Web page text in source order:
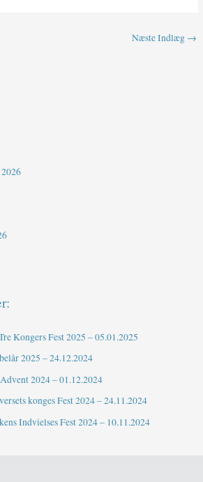
Næste Indlæg →
Kongers Fest 2025 – 05.01.2025
2025 – 24.12.2024
2024 – 01.12.2024
konges Fest 2024 – 24.11.2024
Indvielses Fest 2024 – 10.11.2024